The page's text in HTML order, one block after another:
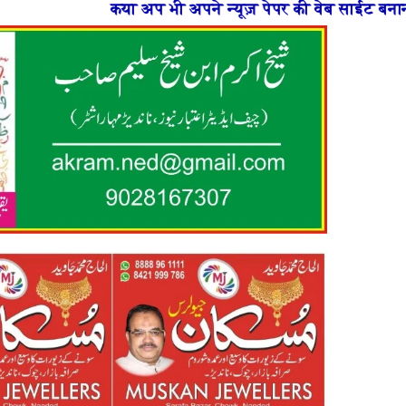
भी अपने न्यूज़ पेपर की वेब साईट बनाना चाहते है या फिर